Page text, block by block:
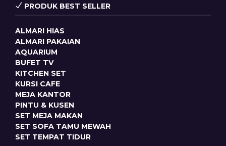
PRODUK BEST SELLER
ALMARI HIAS
ALMARI PAKAIAN
AQUARIUM
BUFET TV
KITCHEN SET
KURSI CAFE
MEJA KANTOR
PINTU & KUSEN
SET MEJA MAKAN
SET SOFA TAMU MEWAH
SET TEMPAT TIDUR